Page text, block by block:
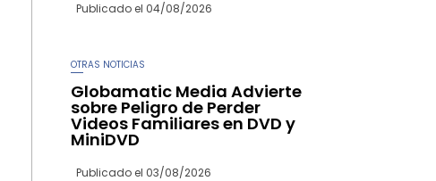
Publicado el 04/08/2026
OTRAS NOTICIAS
Globamatic Media Advierte
sobre Peligro de Perder
Videos Familiares en DVD y
MiniDVD
Publicado el 03/08/2026